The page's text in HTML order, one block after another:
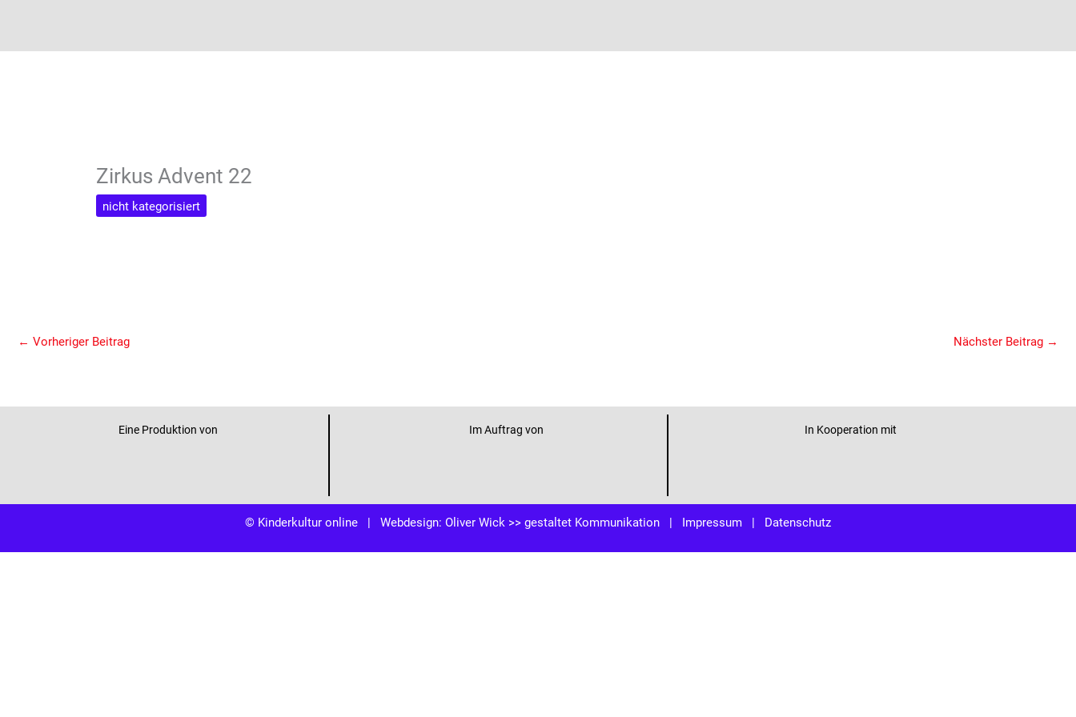
Zirkus Advent 22
nicht kategorisiert
← Vorheriger Beitrag Nächster Beitrag →
Eine Produktion von Im Auftrag von In Kooperation mit
© Kinderkultur online | Webdesign: Oliver Wick >> gestaltet Kommunikation | Impressum | Datenschutz